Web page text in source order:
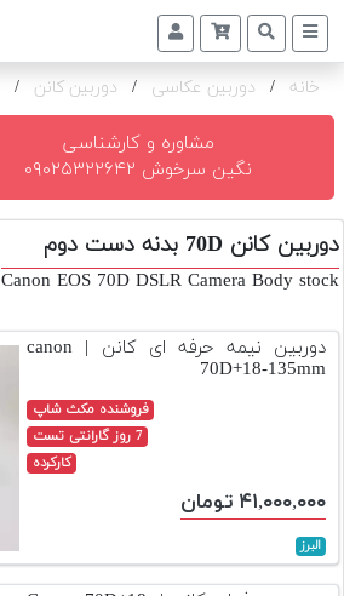
دوربین
و
تجهیزات
و
اکسسوری
دوم
دوربین
و
تجهیزات
خانه / دوربین عکاسی / دوربین کانن /
مشاوره و کارشناسی
نگین سرخوش ۰۹۰۲۵۳۲۲۶۴۲
دوربین کانن 70D بدنه دست دوم
Canon EOS 70D DSLR Camera Body stock
دوربین نیمه حرفه ای کانن | canon
70D+18-135mm
فروشنده مکث شاپ
7 روز گارانتی تست
کارکرده
۴۱,۰۰۰,۰۰۰ تومان
البرز